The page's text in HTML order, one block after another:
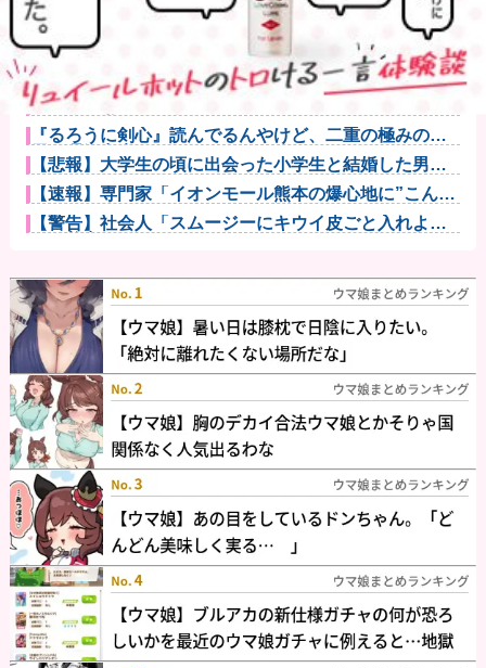
【衝撃】50代女性、京大病院で脳腫瘍手術→“腫瘍の無
い部位”...
【ロッテ対オリックス18回戦】ロッテ・安田、オリッ
クス・寺西...
【悲報】明日花キララさん、専門家からあまりにも非
情な一言を告...
巨乳インフルエンサー「20歳でアルファード一括で買
えちゃう私...
『るろうに剣心』読んでるんやけど、二重の極みの理
屈が理解出来...
【悲報】大学生の頃に出会った小学生と結婚した男、
めちゃくちゃ...
【速報】専門家「イオンモール熊本の爆心地に”こんな
もの”があ...
【警告】社会人「スムージーにキウイ皮ごと入れよ。